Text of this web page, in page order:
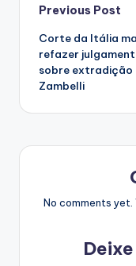
Post
Previous Post
Corte da Itália
refazer
sobre extradição
Zambelli
No comments yet.